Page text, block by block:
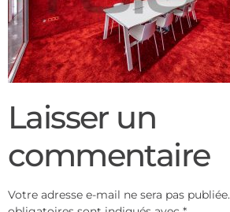
Laisser un
commentaire
Votre adresse e-mail ne sera pas publiée.